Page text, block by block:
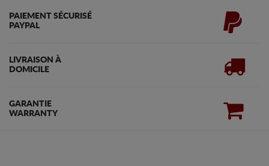
PAIEMENT SÉCURISÉ
PAYPAL
LIVRAISON À
DOMICILE
GARANTIE
WARRANTY